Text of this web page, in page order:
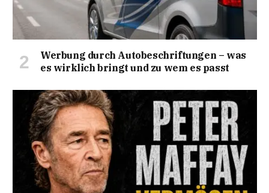
Werbung durch Autobeschriftungen – was
es wirklich bringt und zu wem es passt